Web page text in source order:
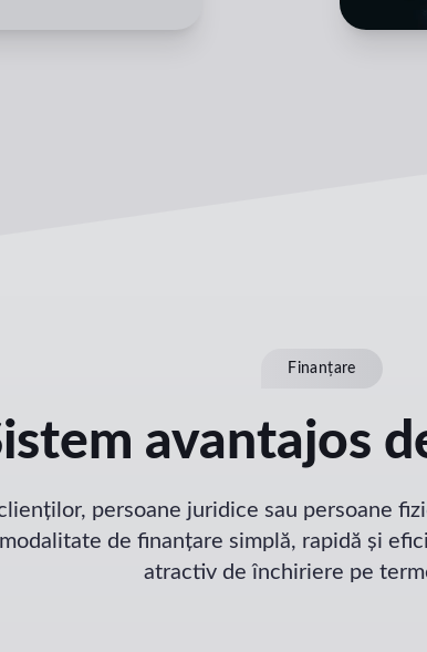
Finanțare
avantajos
persoane juridice sau persoane
de finanțare simplă, rapidă și
atractiv de închiriere pe